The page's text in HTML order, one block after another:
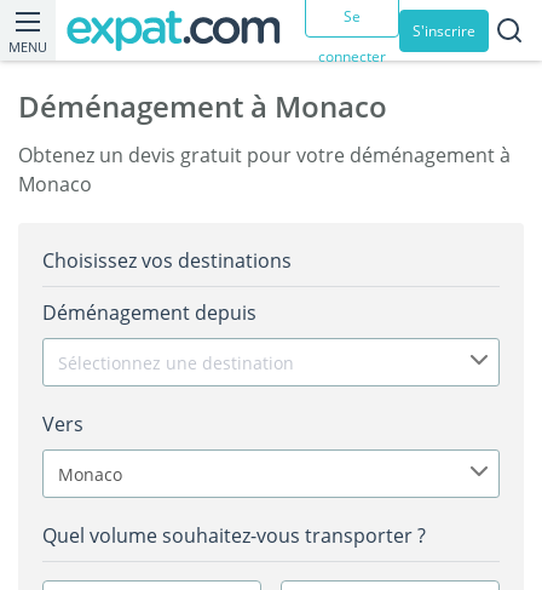
MENU
Se
connecter
S'inscrire
Déménagement à Monaco
Obtenez un devis gratuit pour votre déménagement à
Monaco
Choisissez vos destinations
Déménagement depuis
Sélectionnez une destination
Vers
Monaco
Quel volume souhaitez-vous transporter ?